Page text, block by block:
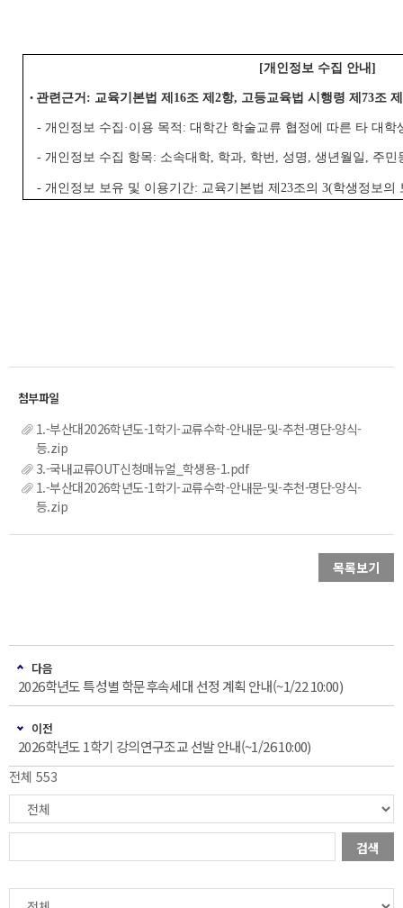
[개인정보 수집 안내]
• 관련근거: 교육기본법 제16조 제2항, 고등교육법 시행령 제73조
- 개인정보 수집·이용 목적: 대학간 학술교류 협정에 따른 타 대
- 개인정보 수집 항목: 소속대학, 학과, 학번, 성명, 생년월일, 주
- 개인정보 보유 및 이용기간: 교육기본법 제23조의 3(학생정보의
1.-부산대2026학년도-1학기-교류수학-안내문-및-추천-명단-양식-
등.zip
3.-국내교류OUT신청매뉴얼_학생용-1.pdf
1.-부산대2026학년도-1학기-교류수학-안내문-및-추천-명단-양식-
등.zip
목록보기
다음
2026학년도 특성별 학문후속세대 선정 계획 안내(~1/22 10:00)
이전
2026학년도 1학기 강의연구조교 선발 안내(~1/26 10:00)
전체 553
검색